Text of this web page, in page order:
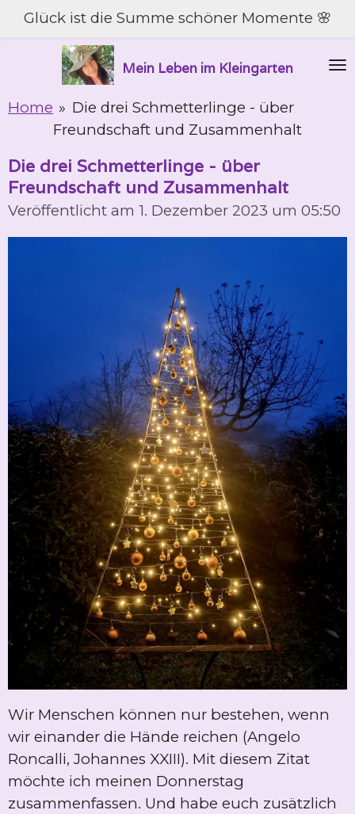
Zum
springen
Mein Leben im Kleingarten
Glück ist die Summe schöner Momente 🌸
Home » Die drei Schmetterlinge - über
Freundschaft und Zusammenhalt
Die drei Schmetterlinge - über
Freundschaft und Zusammenhalt
Veröffentlicht am 1. Dezember 2023 um 05:50
Wir Menschen können nur bestehen, wenn
wir einander die Hände reichen (Angelo
Roncalli, Johannes XXIII). Mit diesem Zitat
möchte ich meinen Donnerstag
zusammenfassen. Und habe euch zusätzlich